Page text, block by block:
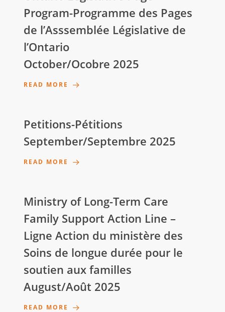
Program-Programme des Pages
de l’Asssemblée Législative de
l’Ontario
October/Ocobre 2025
READ MORE
Petitions-Pétitions
September/Septembre 2025
READ MORE
Ministry of Long-Term Care
Family Support Action Line –
Ligne Action du ministère des
Soins de longue durée pour le
soutien aux familles
August/Août 2025
READ MORE